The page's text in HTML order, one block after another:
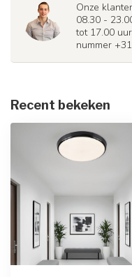
Onze
08.30 -
tot 17.00
nummer
Recent bekeken